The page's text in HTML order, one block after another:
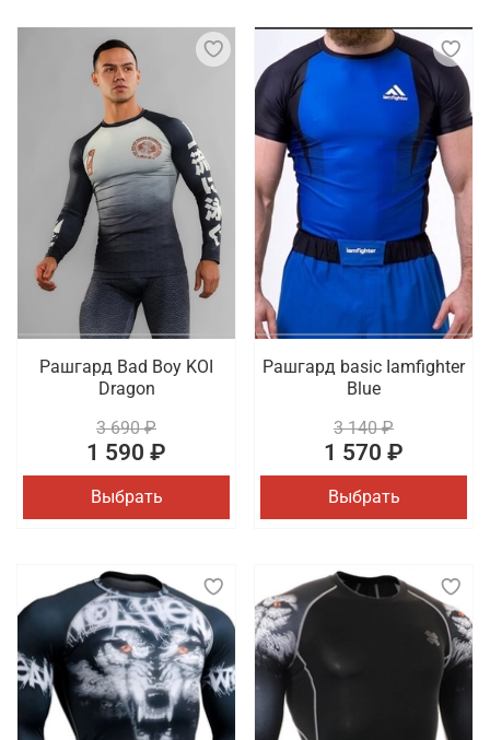
Рашгард Bad Boy KOI
Dragon
3 690 ₽
1 590 ₽
Выбрать
Рашгард basic Iamfighter
Blue
3 140 ₽
1 570 ₽
Выбрать